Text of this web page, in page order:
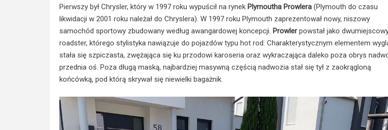
Pierwszy był Chrysler, który w 1997 roku wypuścił na rynek Plymoutha Prowlera (Plymouth do czasu
likwidacji w 2001 roku należał do Chryslera). W 1997 roku Plymouth zaprezentował nowy, niszowy
samochód sportowy zbudowany według awangardowej koncepcji. Prowlerpowstał jako
roadster, którego stylistyka nawiązuje do pojazdów typu hot rod. Charakterystycznym elementem
stała się szpiczasta, zwężająca się ku przodowi karoseria oraz wykraczająca daleko poza obrys
przednia oś. Poza długą maską, najbardziej masywną częścią nadwozia stał się tył z zaokrągloną
końcówką, pod którą skrywał się niewielki bagażnik.